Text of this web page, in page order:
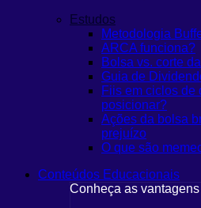
Estudos
Metodologia
ARCA funciona?
Bolsa vs. corte
Guia de
Fiis em ciclos de
posicionar?
Ações da bolsa
prejuízo
O que são
Conteúdos Educacionais
Conheça as